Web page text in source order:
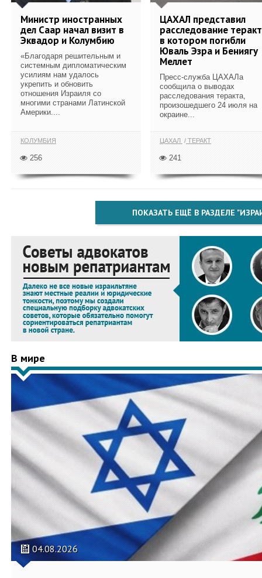
Министр иностранных
дел Саар начал визит в
Эквадор и Колумбию
«Благодаря решительным и
системным дипломатическим
усилиям нам удалось
укрепить и обновить
отношения Израиля со
многими странами Латинской
Америки....
КОЛУМБИЯ
256
ЦАХАЛ представил
расследование
в котором погибли
Юваль Эзра и Бениягу
Меллет
Пресс-служба ЦАХАЛа
сообщила о выводах
расследования теракта,
произошедшего 24 июля на
окраине...
ЦАХАЛ ТЕРАКТ
241
ПОКАЗАТЬ ЕЩЁ В РАЗДЕЛЕ
В мире
04.08.2026